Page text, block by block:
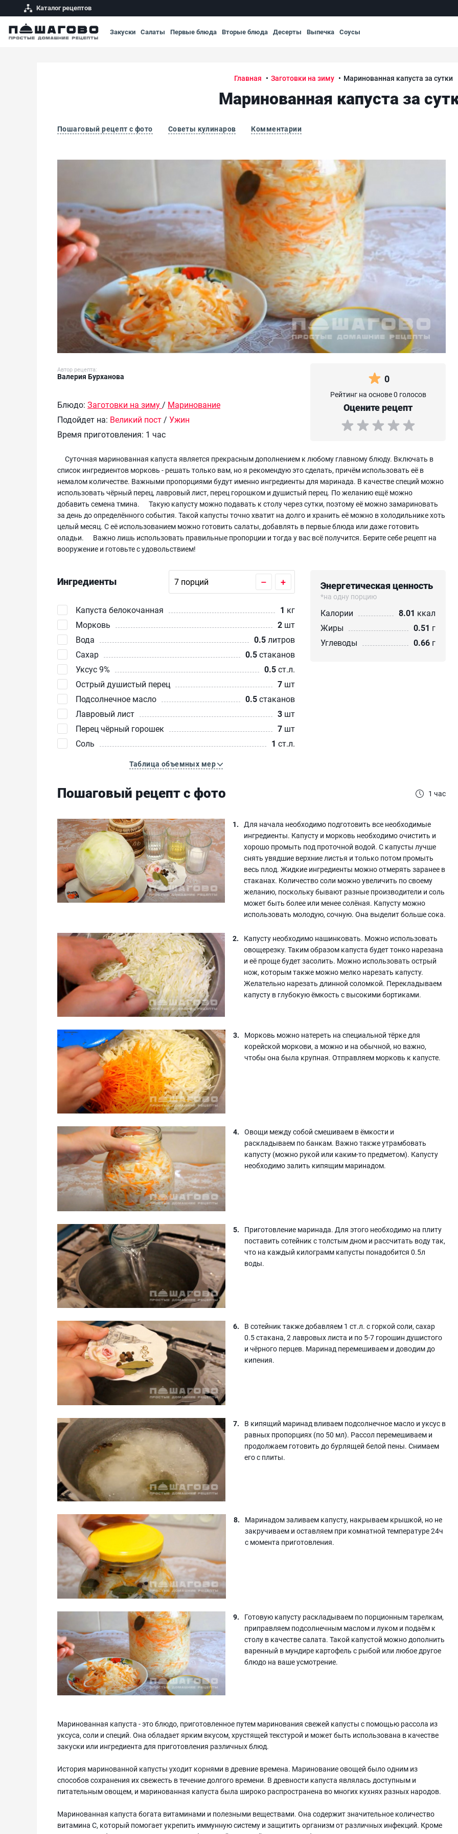
Каталог рецептов
Закуски Салаты Первые блюда Вторые блюда Десерты Выпечка Соусы
Главная Заготовки на зиму Маринованная капуста за сутки
Маринованная капуста за
Пошаговый рецепт с фото Советы кулинаров Комментарии
Автор рецепта:
Валерия Бурханова
Блюдо: Заготовки на зиму / Маринование
Подойдет на: Великий пост / Ужин
Время приготовления: 1 час
0
Рейтинг на основе 0 голосов
Оцените рецепт
Суточная маринованная капуста является прекрасным дополнением к любому главному блюду. Включать в
список ингредиентов морковь - решать только вам, но я рекомендую это сделать, причём использовать её в
немалом количестве. Важными пропорциями будут именно ингредиенты для маринада. В качестве специй можно
использовать чёрный перец, лавровый лист, перец горошком и душистый перец. По желанию ещё можно
добавить семена тмина. Такую капусту можно подавать к столу через сутки, поэтому её можно замариновать
за день до определённого события. Такой капусты точно хватит на долго и хранить её можно в холодильнике хоть
целый месяц. С её использованием можно готовить салаты, добавлять в первые блюда или даже готовить
оладьи. Важно лишь использовать правильные пропорции и тогда у вас всё получится. Берите себе рецепт на
вооружение и готовьте с удовольствием!
Ингредиенты – +
Капуста белокочанная 1 кг
Морковь
2 шт
Вода
0.5литров
Сахар
0.5стаканов
Уксус 9%
0.5ст.л.
Острый душистый перец
7 шт
Подсолнечное масло
0.5стаканов
Лавровый лист
3 шт
Перец чёрный горошек
7 шт
Соль
1 ст.л.
Таблица объемных мер
Энергетическая ценность
*на одну порцию
Калории 8.01 ккал
Жиры
0.51 г
Углеводы
0.66 г
Пошаговый рецепт с фото 1 час
Для начала необходимо подготовить все необходимые
ингредиенты. Капусту и морковь необходимо очистить и
хорошо промыть под проточной водой. С капусты лучше
снять увядшие верхние листья и только потом промыть
весь плод. Жидкие ингредиенты можно отмерять заранее в
стаканах. Количество соли можно увеличить по своему
желанию, поскольку бывают разные производители и соль
может быть более или менее солёная. Капусту можно
использовать молодую, сочную. Она выделит больше сока.
Капусту необходимо нашинковать. Можно использовать
овощерезку. Таким образом капуста будет тонко нарезана
и её проще будет засолить. Можно использовать острый
нож, которым также можно мелко нарезать капусту.
Желательно нарезать длинной соломкой. Перекладываем
капусту в глубокую ёмкость с высокими бортиками.
Морковь можно натереть на специальной тёрке для
корейской моркови, а можно и на обычной, но важно,
чтобы она была крупная. Отправляем морковь к капусте.
Овощи между собой смешиваем в ёмкости и
раскладываем по банкам. Важно также утрамбовать
капусту (можно рукой или каким-то предметом). Капусту
необходимо залить кипящим маринадом.
Приготовление маринада. Для этого необходимо на плиту
поставить сотейник с толстым дном и рассчитать воду так,
что на каждый килограмм капусты понадобится 0.5л
воды.
В сотейник также добавляем 1 ст.л. с горкой соли, сахар
0.5 стакана, 2 лавровых листа и по 5-7 горошин душистого
и чёрного перцев. Маринад перемешиваем и доводим до
кипения.
В кипящий маринад вливаем подсолнечное масло и уксус в
равных пропорциях (по 50 мл). Рассол перемешиваем и
продолжаем готовить до бурлящей белой пены. Снимаем
его с плиты.
Маринадом заливаем капусту, накрываем крышкой, но не
закручиваем и оставляем при комнатной температуре 24ч
с момента приготовления.
Готовую капусту раскладываем по порционным тарелкам,
приправляем подсолнечным маслом и луком и подаём к
столу в качестве салата. Такой капустой можно дополнить
варенный в мундире картофель с рыбой или любое другое
блюдо на ваше усмотрение.
Маринованная капуста - это блюдо, приготовленное путем маринования свежей капусты с помощью рассола из
уксуса, соли и специй. Она обладает ярким вкусом, хрустящей текстурой и может быть использована в качестве
закуски или ингредиента для приготовления различных блюд.
История маринованной капусты уходит корнями в древние времена. Маринование овощей было одним из
способов сохранения их свежесть в течение долгого времени. В древности капуста являлась доступным и
питательным овощем, и маринованная капуста была широко распространена во многих кухнях разных народов.
Маринованная капуста богата витаминами и полезными веществами. Она содержит значительное количество
витамина C, который помогает укрепить иммунную систему и защитить организм от различных инфекций. Кроме